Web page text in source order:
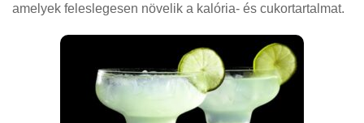
amelyek feleslegesen növelik a kalória- és cukortartalmat.